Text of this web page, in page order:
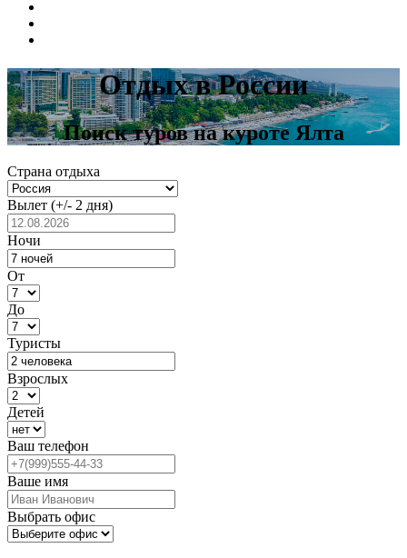
Отдых в России
Поиск туров на куроте Ялта
Страна отдыха
Вылет (+/- 2 дня)
Ночи
От
До
Туристы
Взрослых
Детей
Ваш телефон
Ваше имя
Выбрать офис